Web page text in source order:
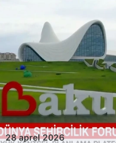
28 aprel 2026